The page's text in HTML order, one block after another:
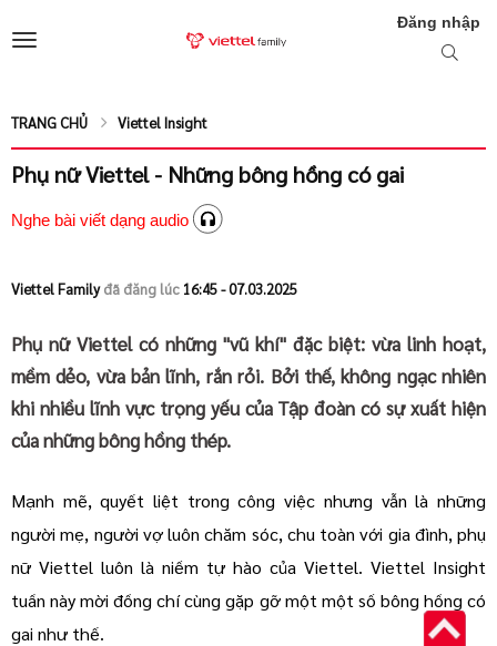
Đăng nhập
TRANG CHỦ Viettel Insight
Phụ nữ Viettel - Những bông hồng có gai
Nghe bài viết dạng audio
Viettel Familyđã đăng lúc 16:45 - 07.03.2025
Phụ nữ Viettel có những "vũ khí" đặc biệt: vừa linh hoạt,
mềm dẻo, vừa bản lĩnh, rắn rỏi. Bởi thế, không ngạc nhiên
khi nhiều lĩnh vực trọng yếu của Tập đoàn có sự xuất hiện
của những bông hồng thép.
Mạnh mẽ, quyết liệt trong công việc nhưng vẫn là những
người mẹ, người vợ luôn chăm sóc, chu toàn với gia đình, phụ
nữ Viettel luôn là niềm tự hào của Viettel. Viettel Insight
tuần này mời đồng chí cùng gặp gỡ một một số bông hồng có
gai như thế.